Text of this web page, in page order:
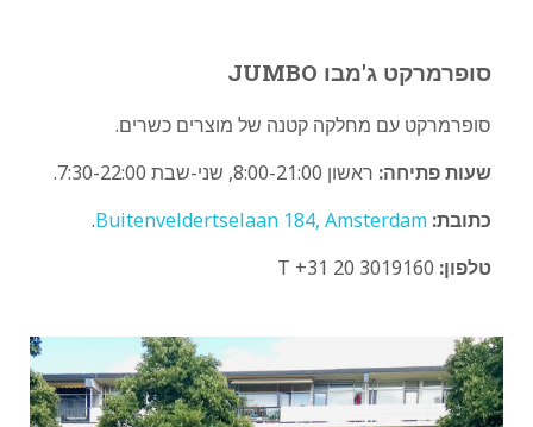
סופרמרקט ג'מבו JUMBO
סופרמרקט עם מחלקה קטנה של מוצרים כשרים.
שעות פתיחה: ראשון 8:00-21:00, שני-שבת 7:30-22:00.
כתובת: Buitenveldertselaan 184, Amsterdam
.
טלפון: